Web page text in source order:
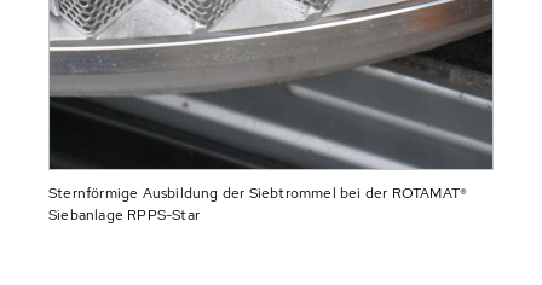
Sternförmige Ausbildung der Siebtrommel bei der ROTAMAT®
Siebanlage RPPS-Star